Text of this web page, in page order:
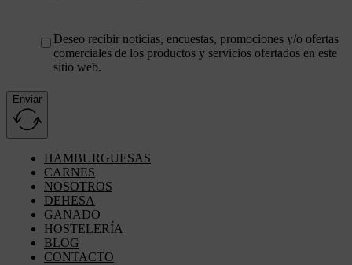
Deseo recibir noticias, encuestas, promociones y/o ofertas
comerciales de los productos y servicios ofertados en este
sitio web.
Enviar
HAMBURGUESAS
CARNES
NOSOTROS
DEHESA
GANADO
HOSTELERÍA
BLOG
CONTACTO